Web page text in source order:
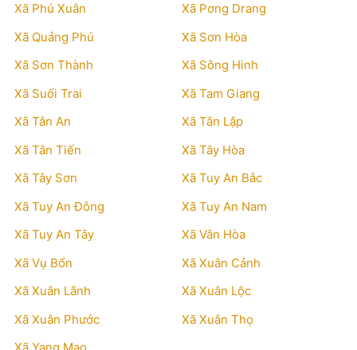
Xã Phú Xuân
Xã Pơng Drang
Xã Quảng Phú
Xã Sơn Hòa
Xã Sơn Thành
Xã Sông Hinh
Xã Suối Trai
Xã Tam Giang
Xã Tân An
Xã Tân Lập
Xã Tân Tiến
Xã Tây Hòa
Xã Tây Sơn
Xã Tuy An Bắc
Xã Tuy An Đông
Xã Tuy An Nam
Xã Tuy An Tây
Xã Vân Hòa
Xã Vụ Bổn
Xã Xuân Cảnh
Xã Xuân Lãnh
Xã Xuân Lộc
Xã Xuân Phước
Xã Xuân Thọ